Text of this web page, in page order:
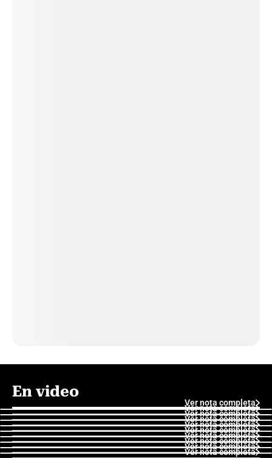
En video
Ver nota completa
Ver nota completa
Ver nota completa
Ver nota completa
Ver nota completa
Ver nota completa
Ver nota completa
Ver nota completa
Ver nota completa
Ver nota completa